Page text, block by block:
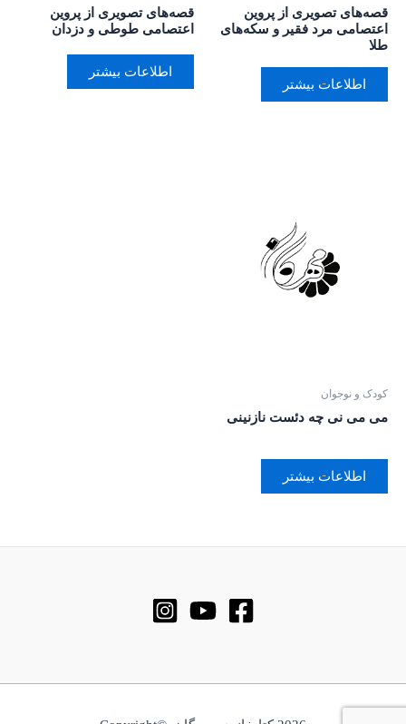
قصه‌های تصویری از پروین
اعتصامی مرد فقیر و سکه‌های
طلا
اطلاعات بیشتر
قصه‌های تصویری از پروین
اعتصامی طوطی و دزدان
اطلاعات بیشتر
کودک و نوجوان
می می نی چه دئست نازنینی
اطلاعات بیشتر